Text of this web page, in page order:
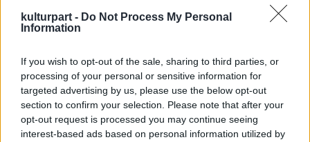
kulturpart - Do Not Process My Personal
Information
If you wish to opt-out of the sale, sharing to third parties, or
processing of your personal or sensitive information for
targeted advertising by us, please use the below opt-out
section to confirm your selection. Please note that after your
opt-out request is processed you may continue seeing
interest-based ads based on personal information utilized by
társával, Valentyin Lebegyevvel 2 óra 33
A Szaljut-7 űrállomáson küldetésük 211 napig
tartott, ami világrekordnak számított
akkoriban. A küldetés végeztével a Szojuz T-7
fedélzetén tért vissza a Földre.